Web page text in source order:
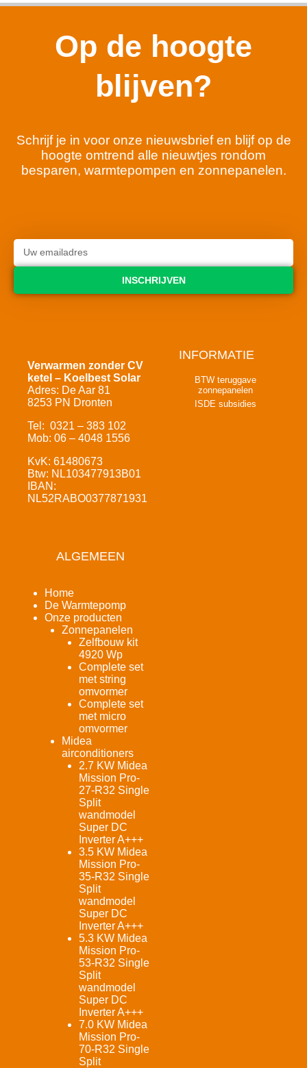
Op de hoogte
blijven?
Schrijf je in voor onze nieuwsbrief en blijf op de
hoogte omtrend alle nieuwtjes rondom
besparen, warmtepompen en zonnepanelen.
INSCHRIJVEN
Verwarmen zonder CV
ketel – Koelbest Solar
Adres: De Aar 81
8253 PN Dronten
Tel: 0321 – 383 102
Mob: 06 – 4048 1556
KvK: 61480673
Btw: NL103477913B01
IBAN:
NL52RABO0377871931
INFORMATIE
BTW teruggave
zonnepanelen
ISDE subsidies
ALGEMEEN
Home
De Warmtepomp
Onze producten
Zonnepanelen
Zelfbouw kit
4920 Wp
Complete set
met string
omvormer
Complete set
met micro
omvormer
Midea
airconditioners
2.7 KW Midea
Mission Pro-
27-R32 Single
Split
wandmodel
Super DC
Inverter A+++
3.5 KW Midea
Mission Pro-
35-R32 Single
Split
wandmodel
Super DC
Inverter A+++
5.3 KW Midea
Mission Pro-
53-R32 Single
Split
wandmodel
Super DC
Inverter A+++
7.0 KW Midea
Mission Pro-
70-R32 Single
Split